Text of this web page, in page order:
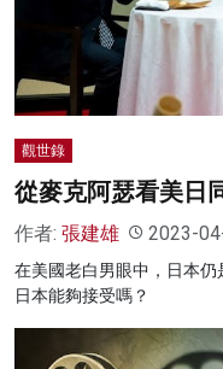
名家榜
灼見活動
觀世錄
從麥克阿瑟看美日
作者: 張建雄 2023-
在美國老白男眼中，日本仍
日本能夠接受嗎？